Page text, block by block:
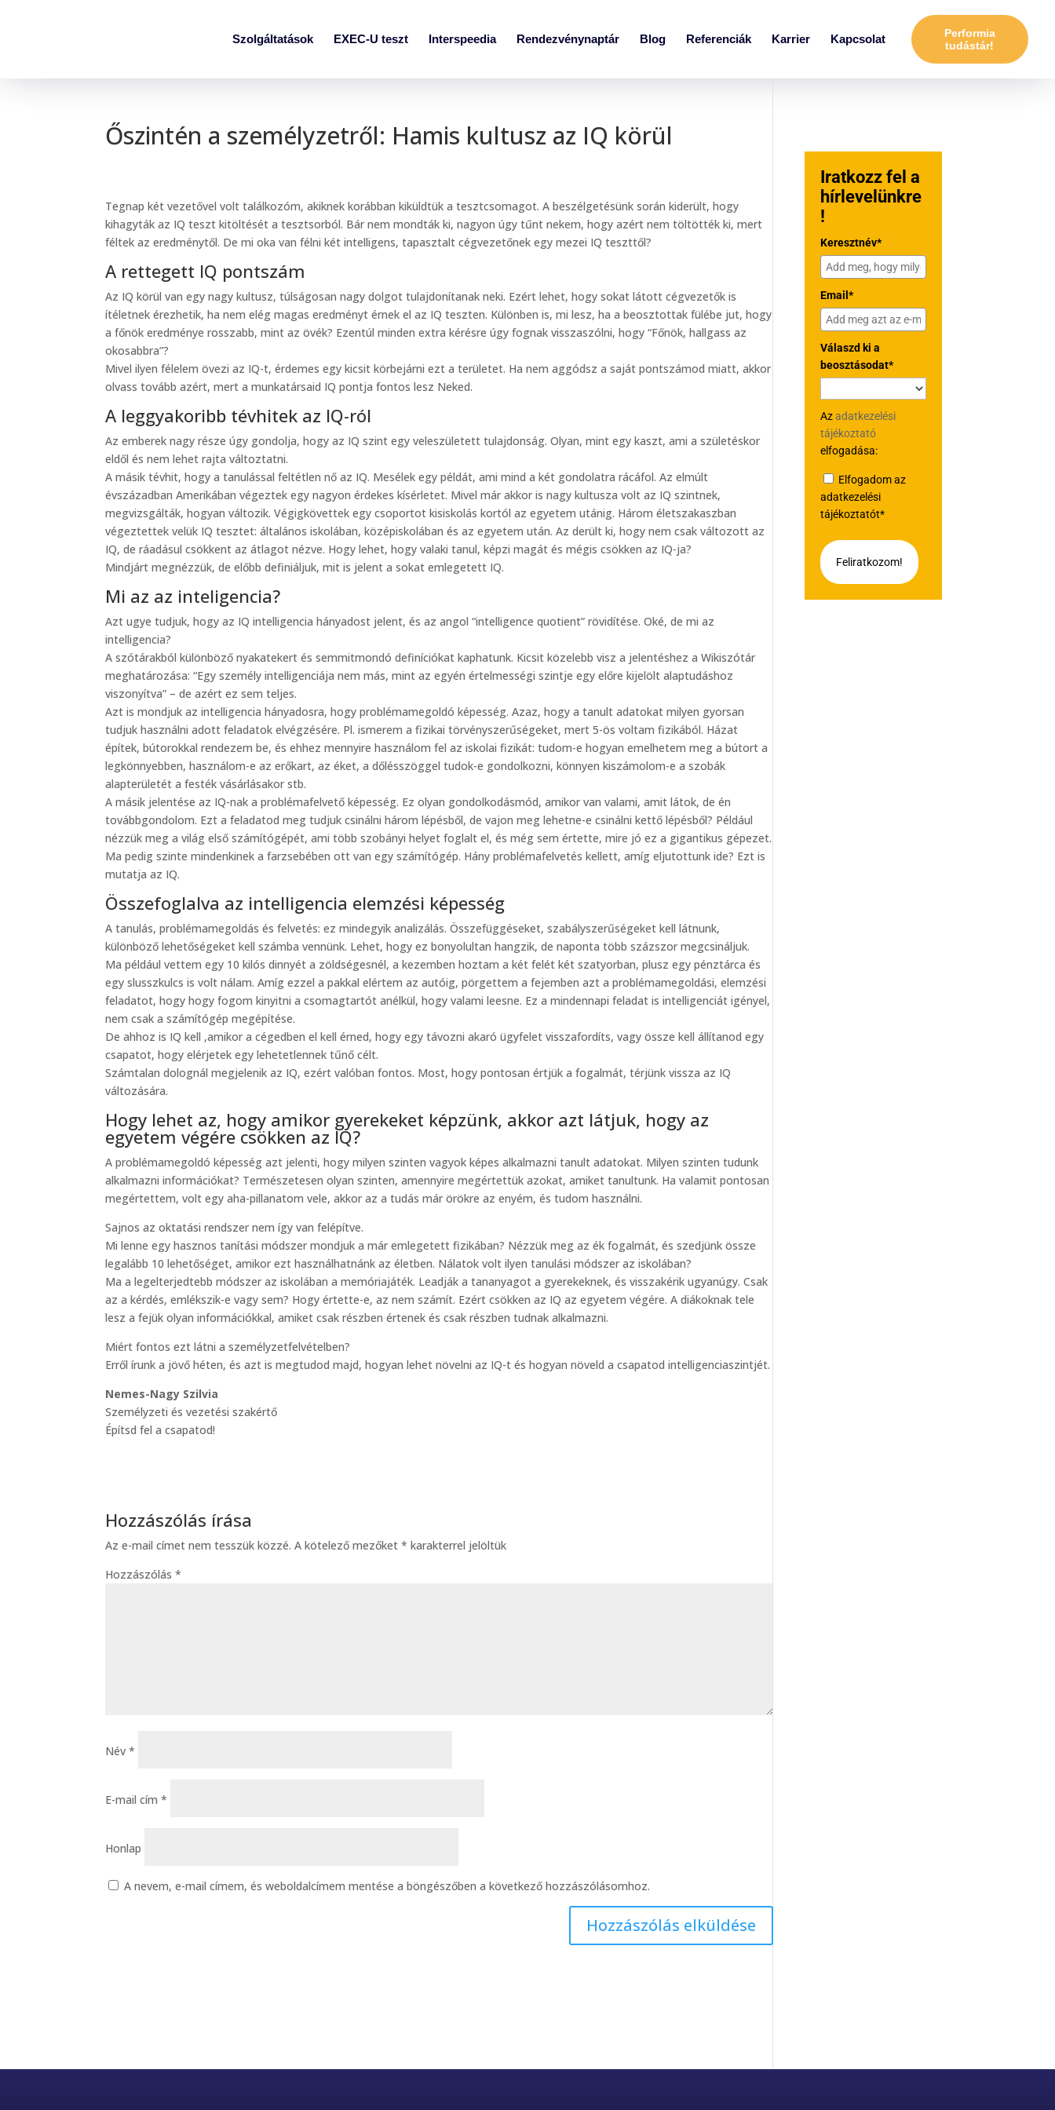
Szolgáltatások EXEC-U teszt Interspeedia Rendezvénynaptár Blog Referenciák Karrier Kapcsolat
Performia
tudástár!
Őszintén a személyzetről: Hamis kultusz az IQ körül
Tegnap két vezetővel volt találkozóm, akiknek korábban kiküldtük a tesztcsomagot. A beszélgetésünk során kiderült, hogy
kihagyták az IQ teszt kitöltését a tesztsorból. Bár nem mondták ki, nagyon úgy tűnt nekem, hogy azért nem töltötték ki, mert
féltek az eredménytől. De mi oka van félni két intelligens, tapasztalt cégvezetőnek egy mezei IQ teszttől?
A rettegett IQ pontszám
Az IQ körül van egy nagy kultusz, túlságosan nagy dolgot tulajdonítanak neki. Ezért lehet, hogy sokat látott cégvezetők is
ítéletnek érezhetik, ha nem elég magas eredményt érnek el az IQ teszten. Különben is, mi lesz, ha a beosztottak fülébe jut, hogy
a főnök eredménye rosszabb, mint az övék? Ezentúl minden extra kérésre úgy fognak visszaszólni, hogy “Főnök, hallgass az
okosabbra”?
Mivel ilyen félelem övezi az IQ-t, érdemes egy kicsit körbejárni ezt a területet. Ha nem aggódsz a saját pontszámod miatt, akkor
olvass tovább azért, mert a munkatársaid IQ pontja fontos lesz Neked.
A leggyakoribb tévhitek az IQ-ról
Az emberek nagy része úgy gondolja, hogy az IQ szint egy veleszületett tulajdonság. Olyan, mint egy kaszt, ami a születéskor
eldől és nem lehet rajta változtatni.
A másik tévhit, hogy a tanulással feltétlen nő az IQ. Mesélek egy példát, ami mind a két gondolatra rácáfol. Az elmúlt
évszázadban Amerikában végeztek egy nagyon érdekes kísérletet. Mivel már akkor is nagy kultusza volt az IQ szintnek,
megvizsgálták, hogyan változik. Végigkövettek egy csoportot kisiskolás kortól az egyetem utánig. Három életszakaszban
végeztettek velük IQ tesztet: általános iskolában, középiskolában és az egyetem után. Az derült ki, hogy nem csak változott az
IQ, de ráadásul csökkent az átlagot nézve. Hogy lehet, hogy valaki tanul, képzi magát és mégis csökken az IQ-ja?
Mindjárt megnézzük, de előbb definiáljuk, mit is jelent a sokat emlegetett IQ.
Mi az az inteligencia?
Azt ugye tudjuk, hogy az IQ intelligencia hányadost jelent, és az angol “intelligence quotient” rövidítése. Oké, de mi az
intelligencia?
A szótárakból különböző nyakatekert és semmitmondó definíciókat kaphatunk. Kicsit közelebb visz a jelentéshez a Wikiszótár
meghatározása: “Egy személy intelligenciája nem más, mint az egyén értelmességi szintje egy előre kijelölt alaptudáshoz
viszonyítva” – de azért ez sem teljes.
Azt is mondjuk az intelligencia hányadosra, hogy problémamegoldó képesség. Azaz, hogy a tanult adatokat milyen gyorsan
tudjuk használni adott feladatok elvégzésére. Pl. ismerem a fizikai törvényszerűségeket, mert 5-ös voltam fizikából. Házat
építek, bútorokkal rendezem be, és ehhez mennyire használom fel az iskolai fizikát: tudom-e hogyan emelhetem meg a bútort a
legkönnyebben, használom-e az erőkart, az éket, a dőlésszöggel tudok-e gondolkozni, könnyen kiszámolom-e a szobák
alapterületét a festék vásárlásakor stb.
A másik jelentése az IQ-nak a problémafelvető képesség. Ez olyan gondolkodásmód, amikor van valami, amit látok, de én
továbbgondolom. Ezt a feladatod meg tudjuk csinálni három lépésből, de vajon meg lehetne-e csinálni kettő lépésből? Például
nézzük meg a világ első számítógépét, ami több szobányi helyet foglalt el, és még sem értette, mire jó ez a gigantikus gépezet.
Ma pedig szinte mindenkinek a farzsebében ott van egy számítógép. Hány problémafelvetés kellett, amíg eljutottunk ide? Ezt is
mutatja az IQ.
Összefoglalva az intelligencia elemzési képesség
A tanulás, problémamegoldás és felvetés: ez mindegyik analizálás. Összefüggéseket, szabályszerűségeket kell látnunk,
különböző lehetőségeket kell számba vennünk. Lehet, hogy ez bonyolultan hangzik, de naponta több százszor megcsináljuk.
Ma például vettem egy 10 kilós dinnyét a zöldségesnél, a kezemben hoztam a két felét két szatyorban, plusz egy pénztárca és
egy slusszkulcs is volt nálam. Amíg ezzel a pakkal elértem az autóig, pörgettem a fejemben azt a problémamegoldási, elemzési
feladatot, hogy hogy fogom kinyitni a csomagtartót anélkül, hogy valami leesne. Ez a mindennapi feladat is intelligenciát igényel,
nem csak a számítógép megépítése.
De ahhoz is IQ kell ,amikor a cégedben el kell érned, hogy egy távozni akaró ügyfelet visszafordíts, vagy össze kell állítanod egy
csapatot, hogy elérjetek egy lehetetlennek tűnő célt.
Számtalan dolognál megjelenik az IQ, ezért valóban fontos. Most, hogy pontosan értjük a fogalmát, térjünk vissza az IQ
változására.
Hogy lehet az, hogy amikor gyerekeket képzünk, akkor azt látjuk, hogy az
egyetem végére csökken az IQ?
A problémamegoldó képesség azt jelenti, hogy milyen szinten vagyok képes alkalmazni tanult adatokat. Milyen szinten tudunk
alkalmazni információkat? Természetesen olyan szinten, amennyire megértettük azokat, amiket tanultunk. Ha valamit pontosan
megértettem, volt egy aha-pillanatom vele, akkor az a tudás már örökre az enyém, és tudom használni.
Sajnos az oktatási rendszer nem így van felépítve.
Mi lenne egy hasznos tanítási módszer mondjuk a már emlegetett fizikában? Nézzük meg az ék fogalmát, és szedjünk össze
legalább 10 lehetőséget, amikor ezt használhatnánk az életben. Nálatok volt ilyen tanulási módszer az iskolában?
Ma a legelterjedtebb módszer az iskolában a memóriajáték. Leadják a tananyagot a gyerekeknek, és visszakérik ugyanúgy. Csak
az a kérdés, emlékszik-e vagy sem? Hogy értette-e, az nem számít. Ezért csökken az IQ az egyetem végére. A diákoknak tele
lesz a fejük olyan információkkal, amiket csak részben értenek és csak részben tudnak alkalmazni.
Miért fontos ezt látni a személyzetfelvételben?
Erről írunk a jövő héten, és azt is megtudod majd, hogyan lehet növelni az IQ-t és hogyan növeld a csapatod intelligenciaszintjét.
Nemes-Nagy Szilvia
Személyzeti és vezetési szakértő
Építsd fel a csapatod!
Hozzászólás írása
Az e-mail címet nem tesszük közzé. A kötelező mezőket* karakterrel jelöltük
Hozzászólás*
Név*
E-mail cím*
Honlap
A nevem, e-mail címem, és weboldalcímem mentése a böngészőben a következő hozzászólásomhoz.
Iratkozz fel a
hírlevelünkre
!
Keresztnév*
Email*
Válaszd ki a
beosztásodat*
Azadatkezelési
tájékoztató
elfogadása:
Elfogadom az
adatkezelési
tájékoztatót*
Feliratkozom!